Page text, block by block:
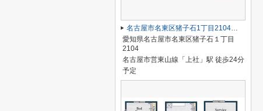
名古屋市名東区猪子石1丁目2104【仲介手数料無料】新築一戸建て 2号棟
愛知県名古屋市名東区猪子石１丁目
2104
名古屋市営東山線「上社」駅 徒歩24分
予定